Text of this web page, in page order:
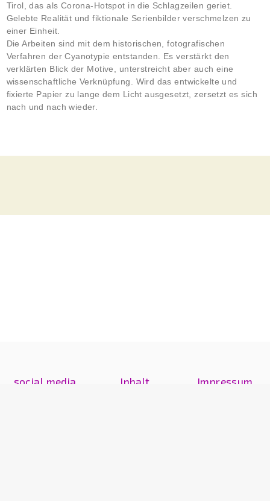
Tirol, das als Corona-Hotspot in die Schlagzeilen geriet.
Gelebte Realität und fiktionale Serienbilder verschmelzen zu
einer Einheit.
Die Arbeiten sind mit dem historischen, fotografischen
Verfahren der Cyanotypie entstanden. Es verstärkt den
verklärten Blick der Motive, unterstreicht aber auch eine
wissenschaftliche Verknüpfung. Wird das entwickelte und
fixierte Papier zu lange dem Licht ausgesetzt, zersetzt es sich
nach und nach wieder.
social media Inhalt Impressum